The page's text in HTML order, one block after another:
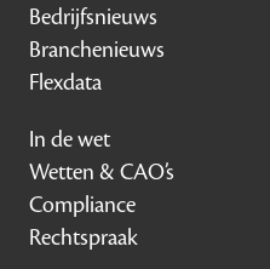
Bedrijfsnieuws
Branchenieuws
Flexdata
In de wet
Wetten & CAO’s
Compliance
Rechtspraak